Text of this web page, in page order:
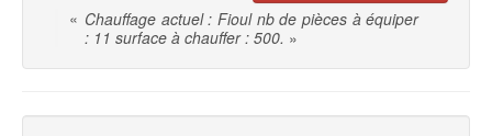
« Chauffage actuel : Fioul nb de pièces à équiper
: 11 surface à chauffer : 500. »